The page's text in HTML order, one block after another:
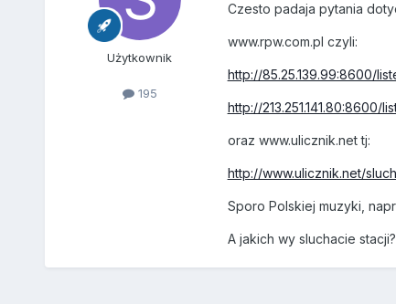
Użytkownik
195
Czesto padaja pytania
www.rpw.com.pl czyli:
http://85.25.139.99:8600/
http://213.251.141.80:8600/
oraz www.ulicznik.net tj:
http://www.ulicznik.net/
Sporo Polskiej muzyki,
A jakich wy sluchacie stacji?